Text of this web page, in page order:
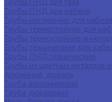
Трубы ПНД для газа
Трубы ПНД для кабеля
Трубы негорючие для кабеля
Трубы термостойкие для
Трубы термостойкие и
Трубы технические для
Трубы ПНД технические
Трубы из цветных металлов
Алюминий, дюраль
Труба алюминиевая
Труба дюралевая